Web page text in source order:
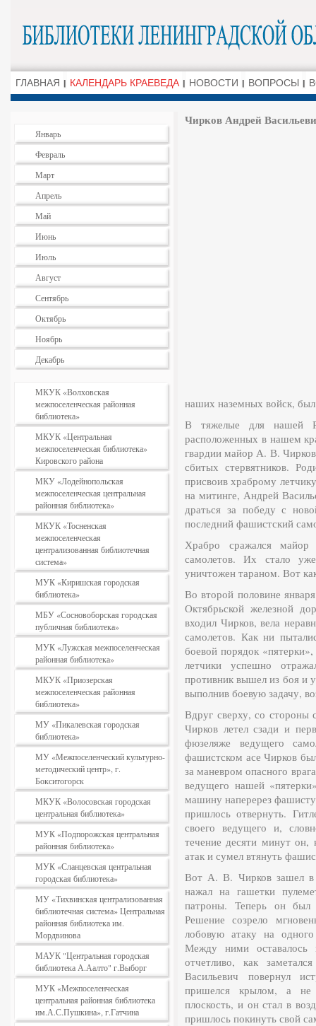
ГЛАВНАЯ КАЛЕНДАРЬ КРАЕВЕДА НОВОСТИ ВОПРОСЫ
Январь
Февраль
Март
Апрель
Май
Июнь
Июль
Август
Сентябрь
Октябрь
Ноябрь
Декабрь
МКУК «Волховская
межпоселенческая районная
библиотека»
МКУК «Центральная
межпоселенческая библиотека»
Кировского района
МКУ «Лодейнопольская
межпоселенческая центральная
районная библиотека»
МКУК «Тосненская
межпоселенческая
централизованная библиотечная
система»
МУК «Киришская городская
библиотека»
МБУ «Сосновоборская городская
публичная библиотека»
МУК «Лужская межпоселенческая
районная библиотека»
МКУК «Приозерская
межпоселенческая районная
библиотека»
МУ «Пикалевская городская
библиотека»
МУ «Межпоселенческий культурно-
методический центр», г.
Бокситогорск
МКУК «Волосовская городская
центральная библиотека»
МУК «Подпорожская центральная
районная библиотека»
МУК «Сланцевская центральная
городская библиотека»
МУ «Тихвинская централизованная
библиотечная система» Центральная
районная библиотека им.
Мордвинова
МАУК "Центральная городская
библиотека А.Аалто" г.Выборг
МУК «Межпоселенческая
центральная районная библиотека
им.А.С.Пушкина», г.Гатчина
Чирков Андрей
наших наземных войск,
В тяжелые для нашей
расположенных в нашем
гвардии майор А. В.
сбитых стервятников.
присвоив храброму
на митинге, Андрей
драться за победу с
последний фашистский
Храбро сражался
самолетов. Их стало
уничтожен тараном. Вот
Во второй половине
Октябрьской железной
входил Чирков, вела
самолетов. Как ни
боевой порядок
летчики успешно
противник вышел из боя и
выполнив боевую задачу,
Вдруг сверху, со стороны
Чирков летел сзади и
фюзеляже ведущего
фашистском асе Чирков
за маневром опасного
ведущего нашей
машину наперерез
пришлось отвернуть.
своего ведущего и,
течение десяти минут он,
атак и сумел втянуть
Вот А. В. Чирков зашел в
нажал на гашетки
патроны. Теперь он был
Решение созрело
лобовую атаку на
Между ними оставалось
отчетливо, как
Васильевич повернул
пришелся крылом, а
плоскость, и он стал в
пришлось покинуть свой